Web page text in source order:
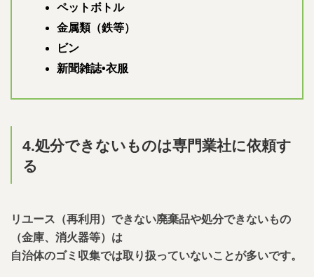
ペットボトル
金属類（鉄等）
ビン
新聞雑誌•衣服
4.処分できないものは専門業社に依頼す
る
リユース（再利用）できない廃棄品や処分できないもの
（金庫、消火器等）は
自治体のゴミ収集では取り扱っていないことが多いです。